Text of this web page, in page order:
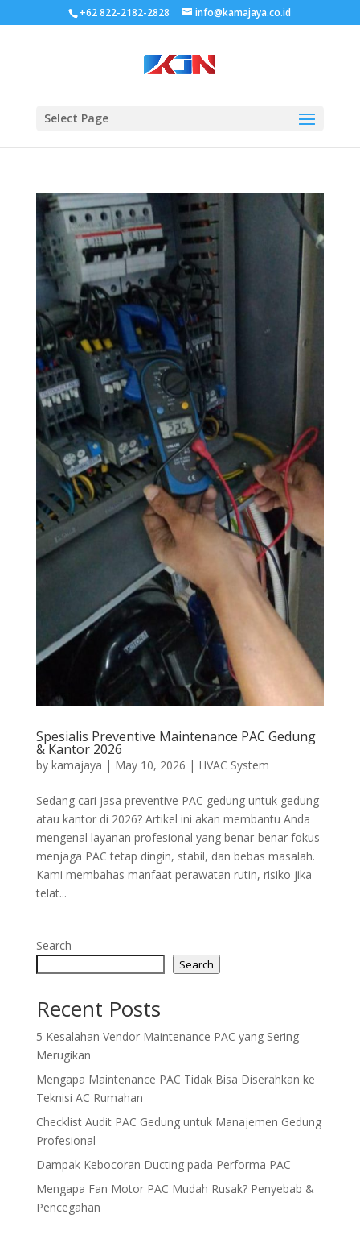
+62 822-2182-2828 info@kamajaya.co.id
Select Page
Spesialis Preventive Maintenance PAC Gedung
& Kantor 2026
by kamajaya | May 10, 2026 | HVAC System
Sedang cari jasa preventive PAC gedung untuk gedung
atau kantor di 2026? Artikel ini akan membantu Anda
mengenal layanan profesional yang benar-benar fokus
menjaga PAC tetap dingin, stabil, dan bebas masalah.
Kami membahas manfaat perawatan rutin, risiko jika
telat...
Search
Search
Recent Posts
5 Kesalahan Vendor Maintenance PAC yang Sering
Merugikan
Mengapa Maintenance PAC Tidak Bisa Diserahkan ke
Teknisi AC Rumahan
Checklist Audit PAC Gedung untuk Manajemen Gedung
Profesional
Dampak Kebocoran Ducting pada Performa PAC
Mengapa Fan Motor PAC Mudah Rusak? Penyebab &
Pencegahan